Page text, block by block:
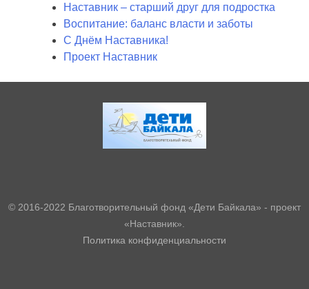
Наставник – старший друг для подростка
Воспитание: баланс власти и заботы
С Днём Наставника!
Проект Наставник
© 2016-2022 Благотворительный фонд «Дети Байкала» - проект
«Наставник».
Политика конфиденциальности